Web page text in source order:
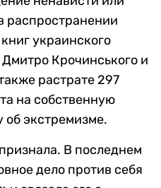
распространении
украинского
Крочинського и
растрате 297
на собственную
об экстремизме.
В последнем
дело против себя